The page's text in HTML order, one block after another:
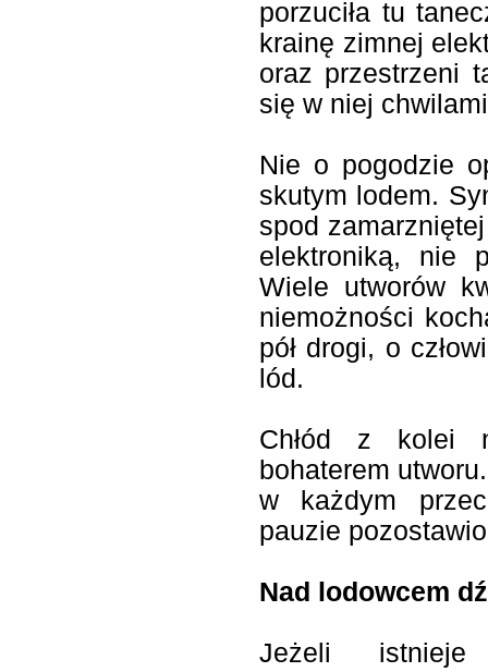
porzuciła tu
krainę zimnej
oraz przestrzeni
się w niej
Nie o pogodzie
skutym lodem.
spod
elektroniką, nie
Wiele utworów
niemożności
pół drogi, o
lód.
Chłód z kolei
bohaterem
w każdym
pauzie
Nad lodowcem
Jeżeli